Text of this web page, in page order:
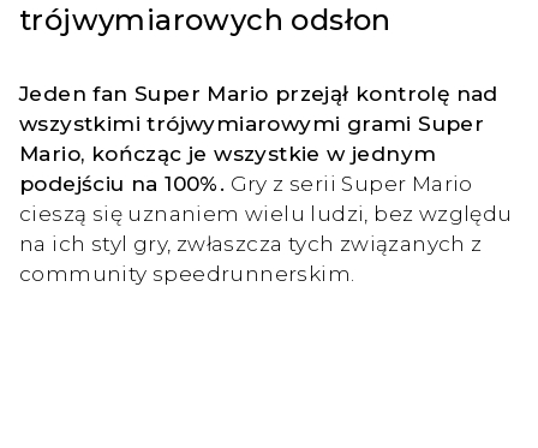
trójwymiarowych odsłon
Jeden fan Super Mario przejął kontrolę nad
wszystkimi trójwymiarowymi grami Super
Mario, kończąc je wszystkie w jednym
podejściu na 100%. Gry z serii Super Mario
cieszą się uznaniem wielu ludzi, bez względu
na ich styl gry, zwłaszcza tych związanych z
community speedrunnerskim.